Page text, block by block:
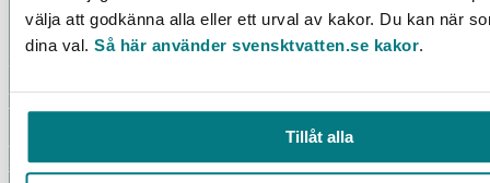
välja att godkänna alla eller ett urval av kakor. Du kan när
dina val. Så här använder svensktvatten.se kakor.
Tillåt alla
Våra köpvillkor
For orders outside Sweden and Norway, please order by email:
vattenbokhandeln@exacta.seand include your VAT-number.